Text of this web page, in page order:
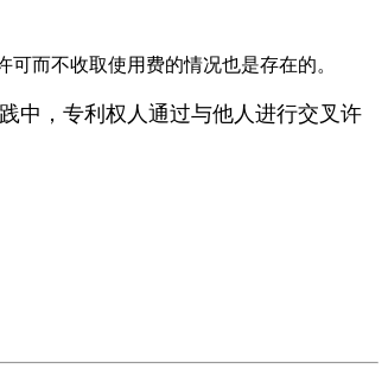
而不收取使用费的情况也是存在的。
中，专利权人通过与他人进行交叉许